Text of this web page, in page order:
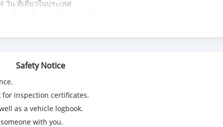
น ที่เดียวในประเทศ
Safety Notice
for inspection certificates.
as a vehicle logbook.
with you.